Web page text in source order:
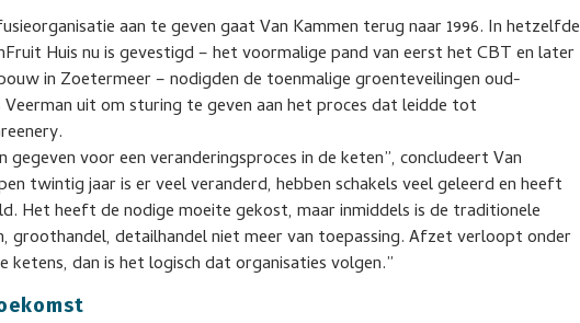
aan te geven gaat Van Kammen terug naar 1996. In hetzelfde
Huis nu is gevestigd – het voormalige pand van eerst het CBT en later
in Zoetermeer – nodigden de toenmalige groenteveilingen oud-
uit om sturing te geven aan het proces dat leidde tot
gegeven voor een veranderingsproces in de keten”, concludeert Van
twintig jaar is er veel veranderd, hebben schakels veel geleerd en heeft
Het heeft de nodige moeite gekost, maar inmiddels is de traditionele
groothandel, detailhandel niet meer van toepassing. Afzet verloopt onder
ketens, dan is het logisch dat organisaties volgen.”